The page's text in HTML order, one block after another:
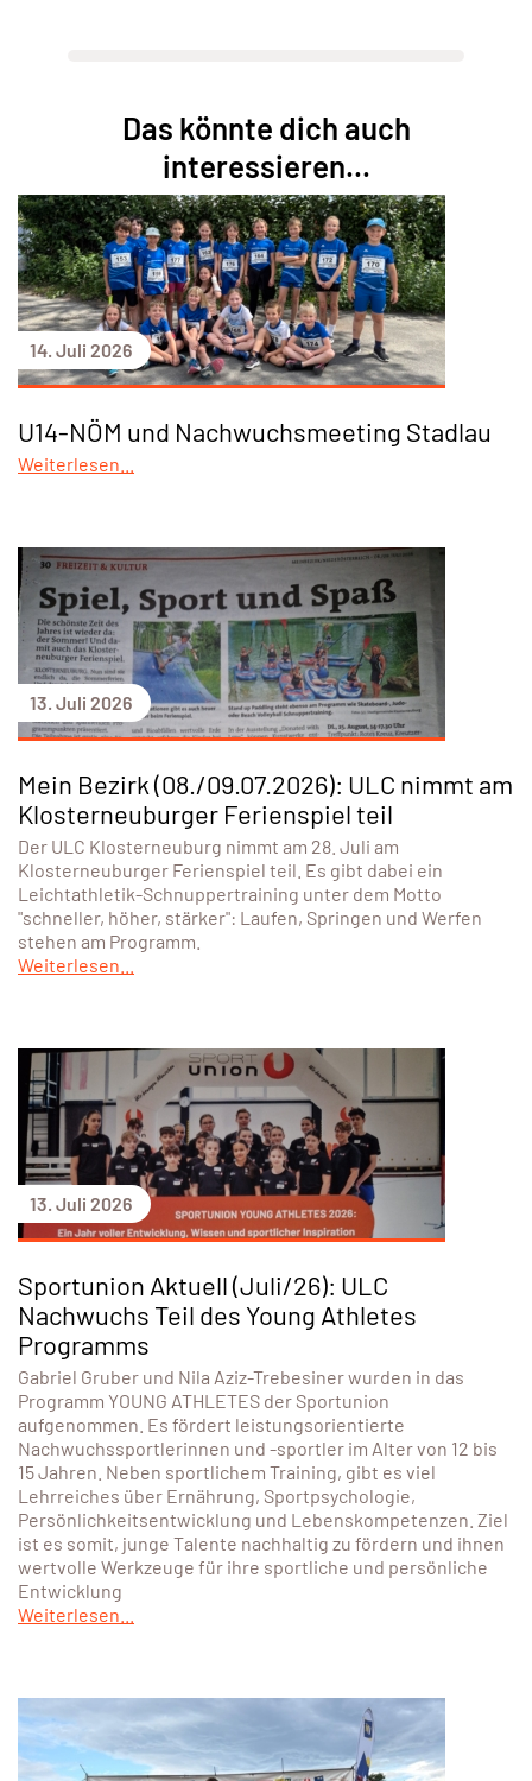
Das könnte dich auch
interessieren...
14. Juli 2026
U14-NÖM und Nachwuchsmeeting Stadlau
Weiterlesen...
13. Juli 2026
Mein Bezirk (08./09.07.2026): ULC nimmt am
Klosterneuburger Ferienspiel teil
Der ULC Klosterneuburg nimmt am 28. Juli am
Klosterneuburger Ferienspiel teil. Es gibt dabei ein
Leichtathletik-Schnuppertraining unter dem Motto
"schneller, höher, stärker": Laufen, Springen und Werfen
stehen am Programm.
Weiterlesen...
13. Juli 2026
Sportunion Aktuell (Juli/26): ULC
Nachwuchs Teil des Young Athletes
Programms
Gabriel Gruber und Nila Aziz-Trebesiner wurden in das
Programm YOUNG ATHLETES der Sportunion
aufgenommen. Es fördert leistungsorientierte
Nachwuchssportlerinnen und -sportler im Alter von 12 bis
15 Jahren. Neben sportlichem Training, gibt es viel
Lehrreiches über Ernährung, Sportpsychologie,
Persönlichkeitsentwicklung und Lebenskompetenzen. Ziel
ist es somit, junge Talente nachhaltig zu fördern und ihnen
wertvolle Werkzeuge für ihre sportliche und persönliche
Entwicklung
Weiterlesen...